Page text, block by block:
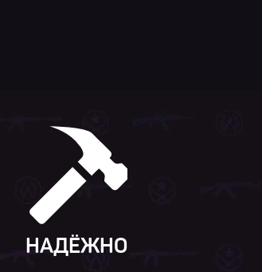
НАДЁЖНО